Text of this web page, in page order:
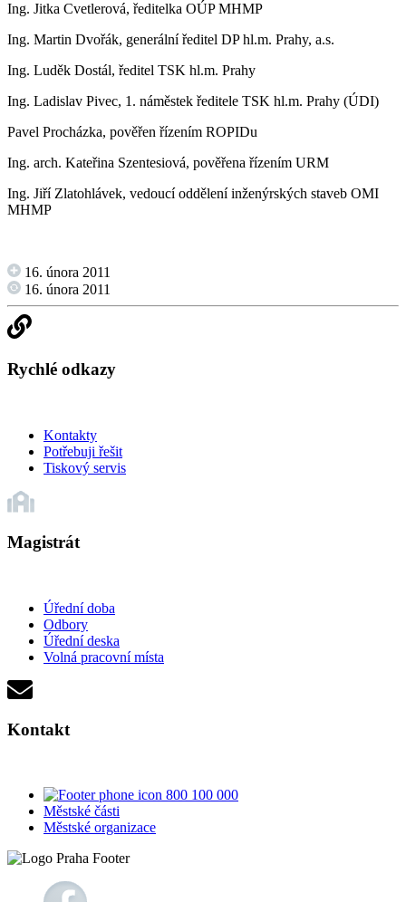
Ing. Jitka Cvetlerová, ředitelka OÚP MHMP
Ing. Martin Dvořák, generální ředitel DP hl.m. Prahy, a.s.
Ing. Luděk Dostál, ředitel TSK hl.m. Prahy
Ing. Ladislav Pivec, 1. náměstek ředitele TSK hl.m. Prahy (ÚDI)
Pavel Procházka, pověřen řízením ROPIDu
Ing. arch. Kateřina Szentesiová, pověřena řízením URM
Ing. Jiří Zlatohlávek, vedoucí oddělení inženýrských staveb OMI
MHMP
16. února 2011
16. února 2011
Rychlé odkazy
Kontakty
Potřebuji řešit
Tiskový servis
Magistrát
Úřední doba
Odbory
Úřední deska
Volná pracovní místa
Kontakt
800 100 000
Městské části
Městské organizace